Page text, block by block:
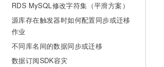
RDS MySQL修改字符集（平滑方案）
源库存在触发器时如何配置同步或迁移
作业
不同库名间的数据同步或迁移
数据订阅SDK容灾